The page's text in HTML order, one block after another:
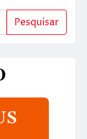
Pesquisar